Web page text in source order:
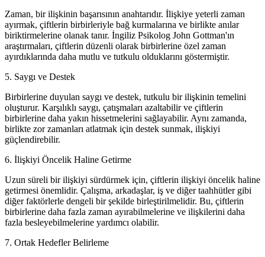
Zaman, bir ilişkinin başarısının anahtarıdır. İlişkiye yeterli zaman
ayırmak, çiftlerin birbirleriyle bağ kurmalarına ve birlikte anılar
biriktirmelerine olanak tanır. İngiliz Psikolog John Gottman'ın
araştırmaları, çiftlerin düzenli olarak birbirlerine özel zaman
ayırdıklarında daha mutlu ve tutkulu olduklarını göstermiştir.
5. Saygı ve Destek
Birbirlerine duyulan saygı ve destek, tutkulu bir ilişkinin temelini
oluşturur. Karşılıklı saygı, çatışmaları azaltabilir ve çiftlerin
birbirlerine daha yakın hissetmelerini sağlayabilir. Aynı zamanda,
birlikte zor zamanları atlatmak için destek sunmak, ilişkiyi
güçlendirebilir.
6. İlişkiyi Öncelik Haline Getirme
Uzun süreli bir ilişkiyi sürdürmek için, çiftlerin ilişkiyi öncelik haline
getirmesi önemlidir. Çalışma, arkadaşlar, iş ve diğer taahhütler gibi
diğer faktörlerle dengeli bir şekilde birleştirilmelidir. Bu, çiftlerin
birbirlerine daha fazla zaman ayırabilmelerine ve ilişkilerini daha
fazla besleyebilmelerine yardımcı olabilir.
7. Ortak Hedefler Belirleme